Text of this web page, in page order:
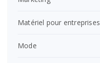
Matériel pour entreprises
Mode